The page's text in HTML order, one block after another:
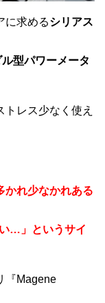
に求めるシリアス
型パワーメータ
レス少なく使え
かれ少なかれある
…」というサイ
Magene